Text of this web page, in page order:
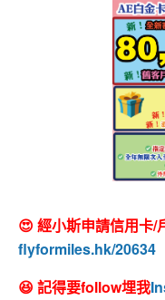
😍 經小斯申請信用卡/
flyformiles.hk/20634
😆 記得要follow埋我